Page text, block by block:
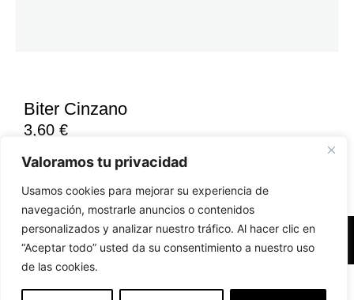
Valoramos tu privacidad
Usamos cookies para mejorar su experiencia de
navegación, mostrarle anuncios o contenidos
personalizados y analizar nuestro tráfico. Al hacer clic en
“Aceptar todo” usted da su consentimiento a nuestro uso
de las cookies.
Biter Cinzano
3,60 €
Accesibilidad Aviso Legal Políticas de Cookies
EN